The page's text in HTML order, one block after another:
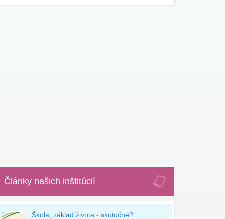
Články našich inštitúcií
Škola, základ života - skutočne?